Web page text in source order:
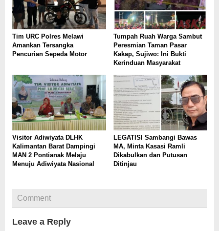
Tim URC Polres Melawi
Amankan Tersangka
Pencurian Sepeda Motor
Tumpah Ruah Warga Sambut
Peresmian Taman Pasar
Kakap, Sujiwo: Ini Bukti
Kerinduan Masyarakat
Visitor Adiwiyata DLHK
Kalimantan Barat Dampingi
MAN 2 Pontianak Melaju
Menuju Adiwiyata Nasional
LEGATISI Sambangi Bawas
MA, Minta Kasasi Ramli
Dikabulkan dan Putusan
Ditinjau
Comment
Leave a Reply